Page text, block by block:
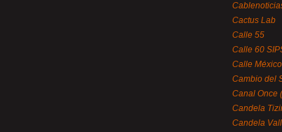
Cactus Lab
Calle 55
Calle 60
Calle
Cambio del
Canal Once
Candela
Candela